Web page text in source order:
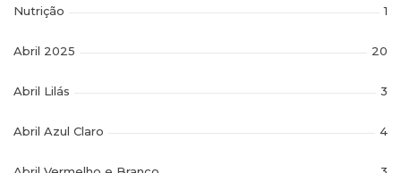
Nutrição 1
Abril 2025 20
Abril Lilás 3
Abril Azul Claro 4